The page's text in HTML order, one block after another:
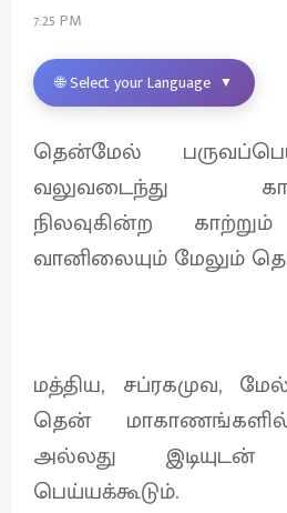
7:25 PM
🌐 Select your Language ▼
தென்மேல்
வலுவடைந்து
நிலவுகின்ற
வானிலையும் மேலும்
மத்திய, சப்ரகமுவ,
தென் மாகாணங்களில்
அல்லது
பெய்யக்கூடும்.